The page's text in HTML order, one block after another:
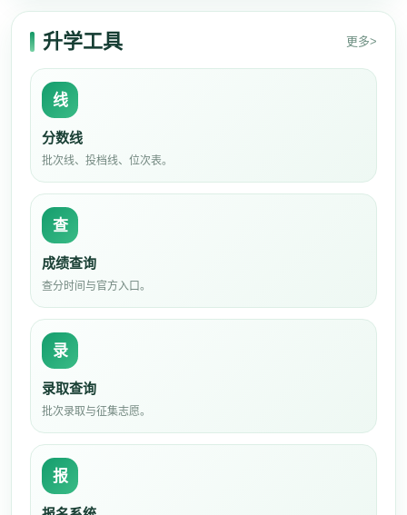
升学工具 更多>
线
分数线
批次线、投档线、位次表。
查
成绩查询
查分时间与官方入口。
录
录取查询
批次录取与征集志愿。
报